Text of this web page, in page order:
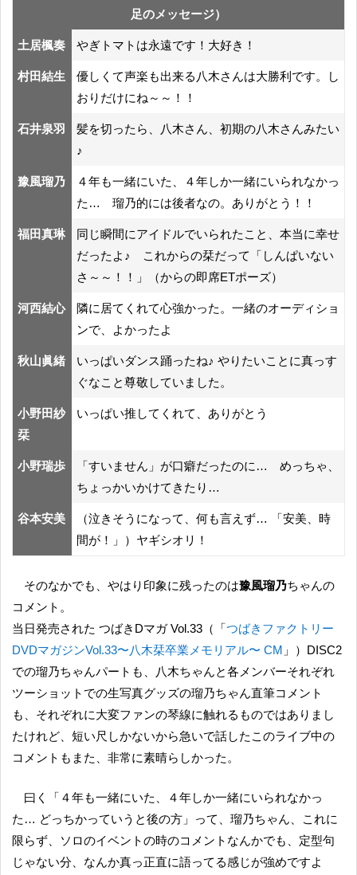
足のメッセージ）
土居楓奏 やぎトマトは永遠です！大好き！
村田結生
優しくて声楽も出来る八木さんは大勝利です。し
おりだけにね～～！！
石井泉羽
髪を切ったら、八木さん、初期の八木さんみたい
♪
豫風瑠乃
４年も一緒にいた、４年しか一緒にいられなかっ
た… 瑠乃的には後者なの。ありがとう！！
福田真琳
同じ瞬間にアイドルでいられたこと、本当に幸せ
だったよ♪ これからの栞だって「しんぱいない
さ～～！！」（からの即席ETポーズ）
河西結心
隣に居てくれて心強かった。一緒のオーディショ
ンで、よかったよ
秋山眞緒
いっぱいダンス踊ったね♪ やりたいことに真っす
ぐなこと尊敬していました。
小野田紗
栞
いっぱい推してくれて、ありがとう
小野瑞歩
「すいません」が口癖だったのに… めっちゃ、
ちょっかいかけてきたり…
谷本安美
（泣きそうになって、何も言えず… 「安美、時
間が！」）ヤギシオリ！
そのなかでも、やはり印象に残ったのは豫風瑠乃ちゃんの
コメント。
当日発売された つばきDマガ Vol.33（「つばきファクトリー
DVDマガジンVol.33〜八木栞卒業メモリアル〜 CM 」）DISC2
での瑠乃ちゃんパートも、八木ちゃんと各メンバーそれぞれ
ツーショットでの生写真グッズの瑠乃ちゃん直筆コメント
も、それぞれに大変ファンの琴線に触れるものではありまし
たけれど、短い尺しかないから急いで話したこのライブ中の
コメントもまた、非常に素晴らしかった。
曰く「４年も一緒にいた、４年しか一緒にいられなかっ
た… どっちかっていうと後の方」って、瑠乃ちゃん、これに
限らず、ソロのイベントの時のコメントなんかでも、定型句
じゃない分、なんか真っ正直に語ってる感じが強めですよ